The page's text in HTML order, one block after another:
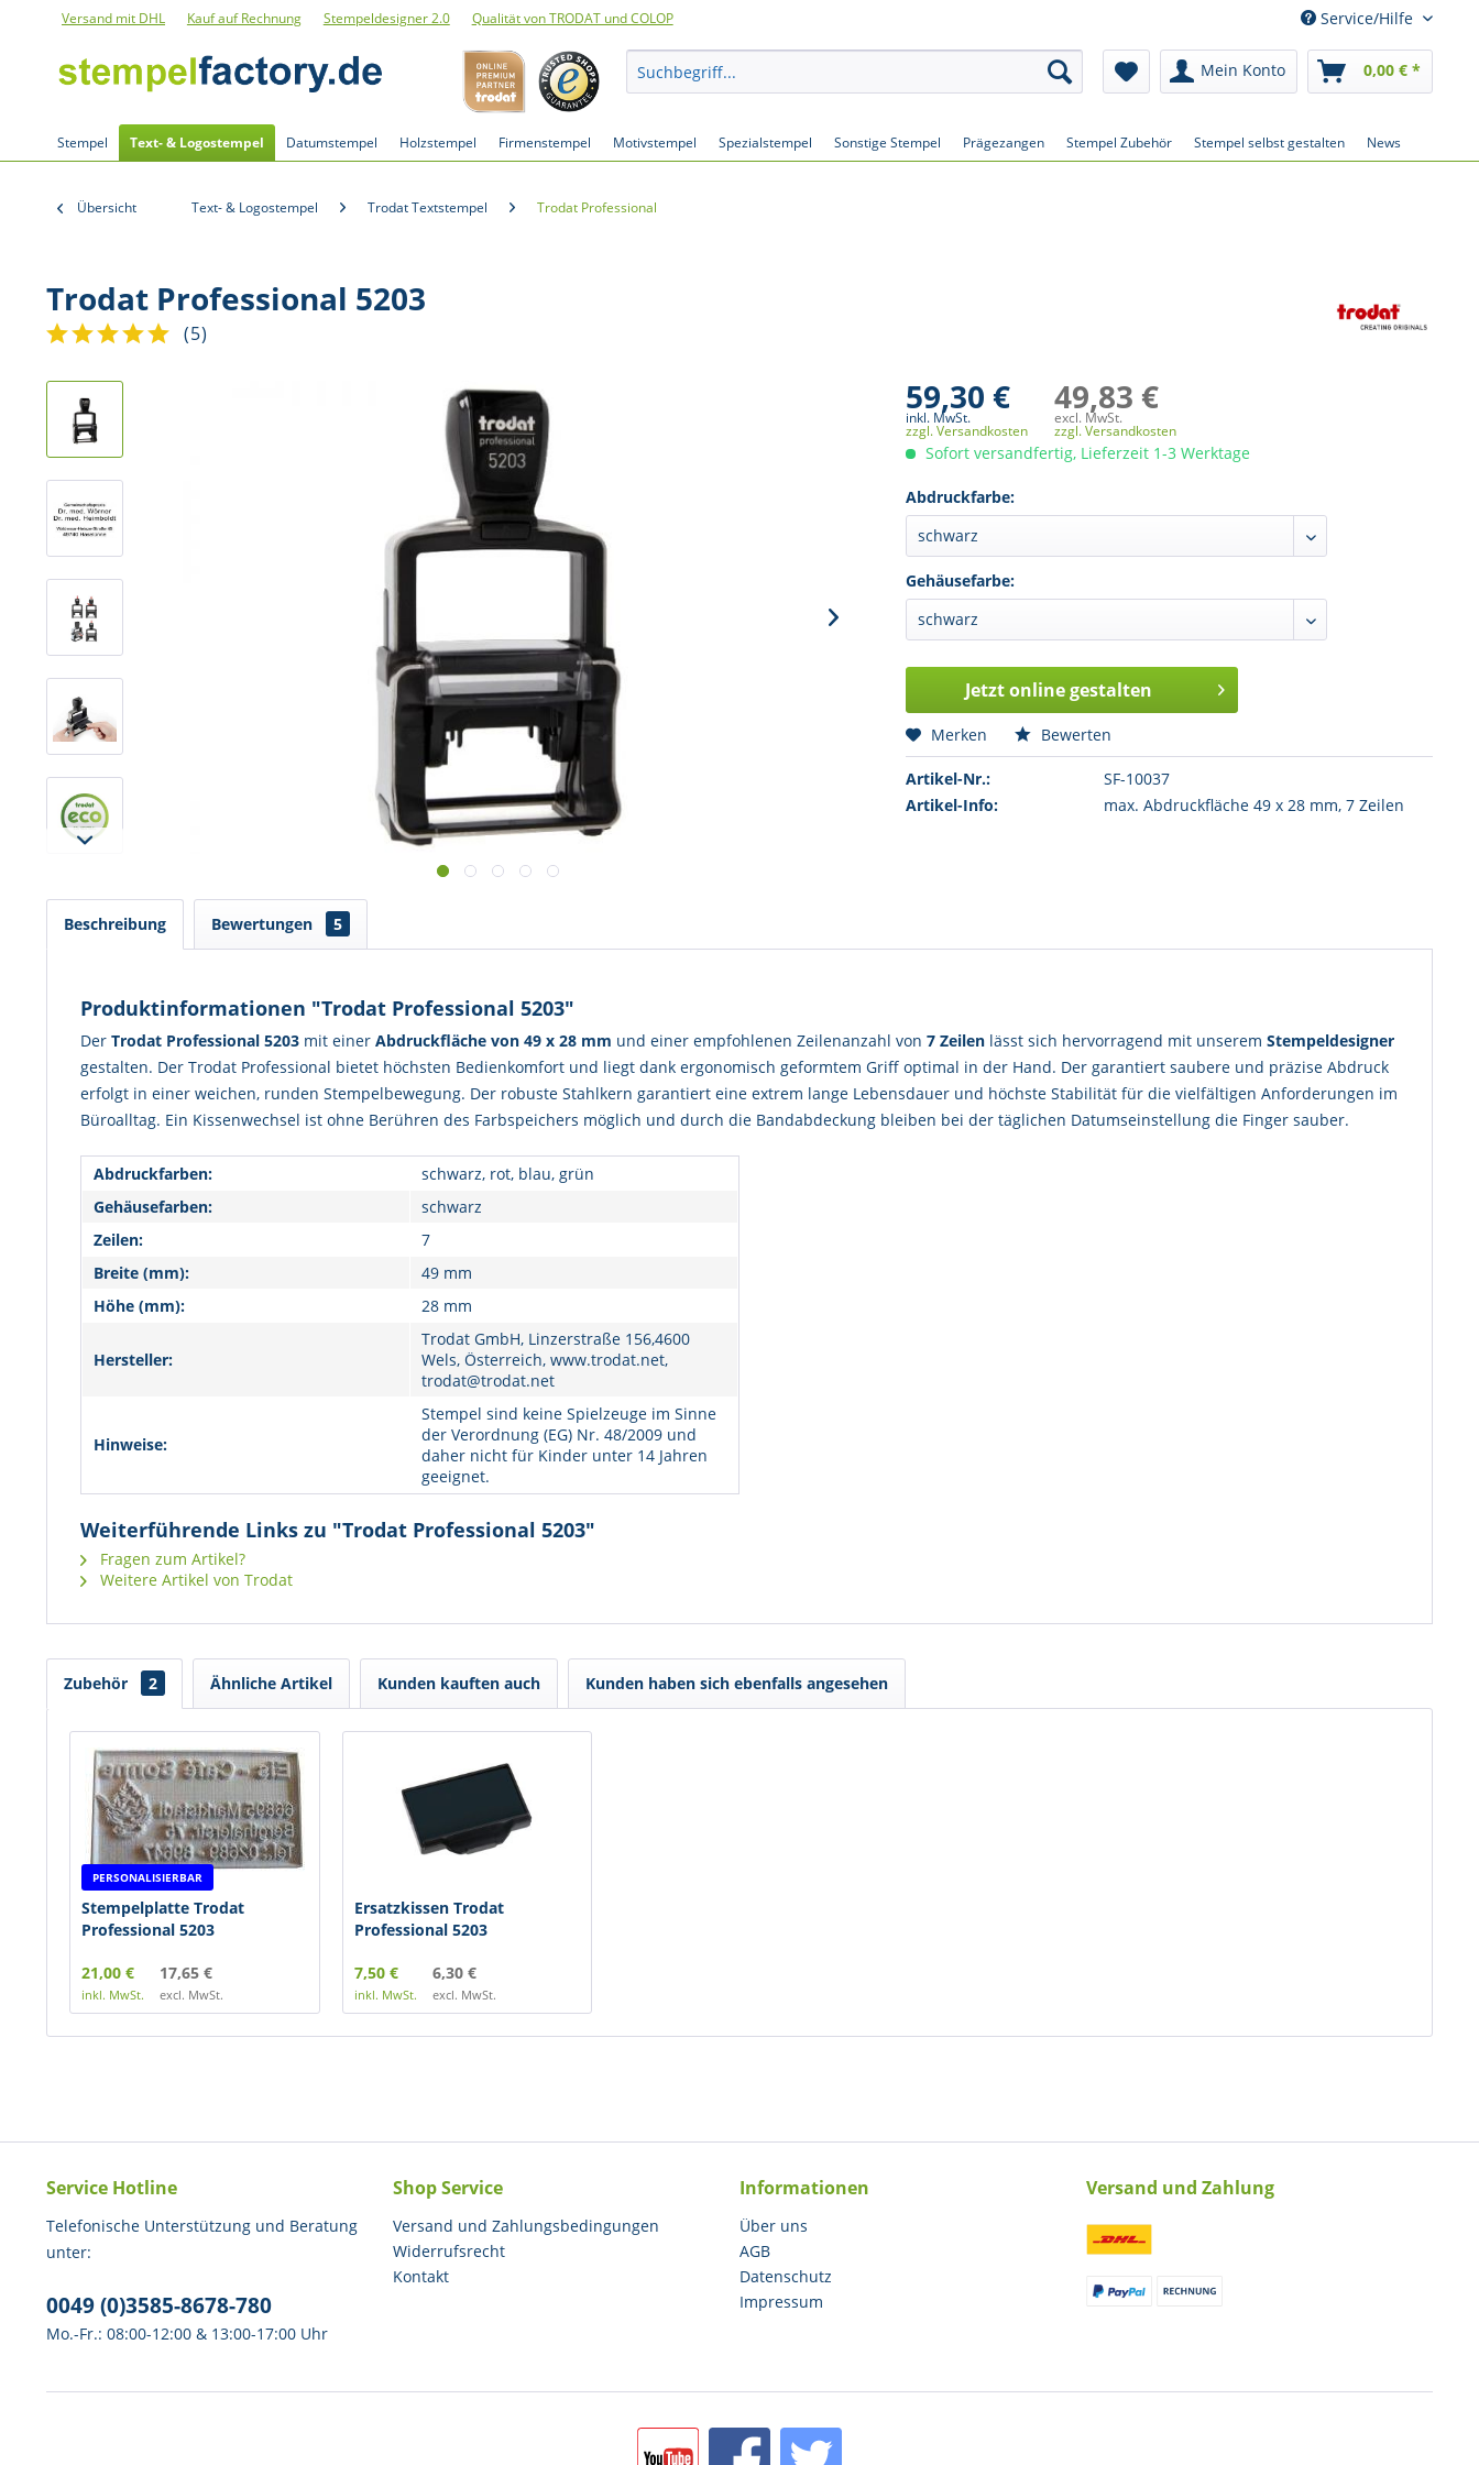
Versand mit DHL Kauf auf Rechnung Stempeldesigner 2.0 Qualität von TRODAT und COLOP Service/Hilfe
Mein Konto 0,00 € *
Stempel Text- & Logostempel Datumstempel Holzstempel Firmenstempel Motivstempel Spezialstempel Sonstige Stempel Prägezangen Stempel Zubehör Stempel selbst gestalten News
Übersicht Text- & Logostempel Trodat Textstempel Trodat Professional
Trodat Professional 5203
(5)
59,30 €
inkl. MwSt.
zzgl. Versandkosten
49,83 €
excl. MwSt.
zzgl. Versandkosten
Sofort versandfertig, Lieferzeit 1-3 Werktage
Abdruckfarbe:
Gehäusefarbe:
Jetzt online gestalten
Merken Bewerten
Artikel-Nr.:
SF-10037
Artikel-Info:
max. Abdruckfläche 49 x 28 mm, 7 Zeilen
Beschreibung Bewertungen 5
Produktinformationen "Trodat Professional 5203"
Der Trodat Professional 5203 mit einer Abdruckfläche von 49 x 28 mm und einer empfohlenen Zeilenanzahl von 7 Zeilen lässt sich hervorragend mit unserem Stempeldesigner
gestalten. Der Trodat Professional bietet höchsten Bedienkomfort und liegt dank ergonomisch geformtem Griff optimal in der Hand. Der garantiert saubere und präzise Abdruck
erfolgt in einer weichen, runden Stempelbewegung. Der robuste Stahlkern garantiert eine extrem lange Lebensdauer und höchste Stabilität für die vielfältigen Anforderungen im
Büroalltag. Ein Kissenwechsel ist ohne Berühren des Farbspeichers möglich und durch die Bandabdeckung bleiben bei der täglichen Datumseinstellung die Finger sauber.
Abdruckfarben:
schwarz, rot, blau, grün
Gehäusefarben:
schwarz
Zeilen:
7
Breite (mm):
49 mm
Höhe (mm):
28 mm
Hersteller:
Trodat GmbH, Linzerstraße 156,4600
Wels, Österreich, www.trodat.net,
trodat@trodat.net
Hinweise:
Stempel sind keine Spielzeuge im Sinne
der Verordnung (EG) Nr. 48/2009 und
daher nicht für Kinder unter 14 Jahren
geeignet.
Weiterführende Links zu "Trodat Professional 5203"
Fragen zum Artikel?
Weitere Artikel von Trodat
Zubehör 2 Ähnliche Artikel Kunden kauften auch Kunden haben sich ebenfalls angesehen
PERSONALISIERBAR
Stempelplatte Trodat
Professional 5203
21,00 €
inkl. MwSt.
17,65 €
excl. MwSt.
Ersatzkissen Trodat
Professional 5203
7,50 €
inkl. MwSt.
6,30 €
excl. MwSt.
Service Hotline
Telefonische Unterstützung und Beratung
unter:
0049 (0)3585-8678-780
Mo.-Fr.: 08:00-12:00 & 13:00-17:00 Uhr
Shop Service
Versand und Zahlungsbedingungen
Widerrufsrecht
Kontakt
Informationen
Über uns
AGB
Datenschutz
Impressum
Versand und Zahlung